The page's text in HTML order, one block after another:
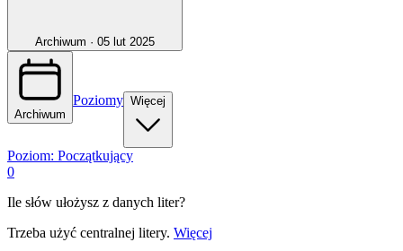
Archiwum · 05 lut 2025
Archiwum
Poziomy Więcej
Poziom: Początkujący
0
Ile słów ułożysz z danych liter?
Trzeba użyć centralnej litery. Więcej